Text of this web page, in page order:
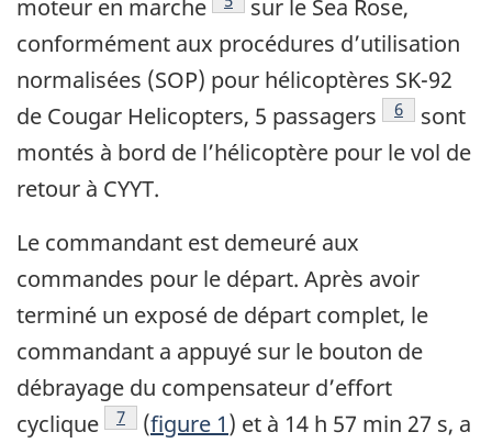
moteur en marche
sur le Sea Rose,
conformément aux procédures d’utilisation
normalisées (SOP) pour hélicoptères SK-92
de Cougar Helicopters, 5 passagers
Footnote
6
sont
montés à bord de l’hélicoptère pour le vol de
retour à CYYT.
Le commandant est demeuré aux
commandes pour le départ. Après avoir
terminé un exposé de départ complet, le
commandant a appuyé sur le bouton de
débrayage du compensateur d’effort
cyclique
Footnote
7 (figure 1) et à 14 h 57 min 27 s, a